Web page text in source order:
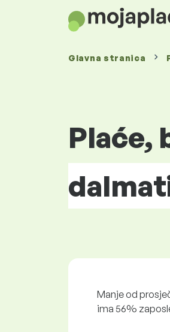
Glavna stranica
Plaće,
Manje od
ima 56%